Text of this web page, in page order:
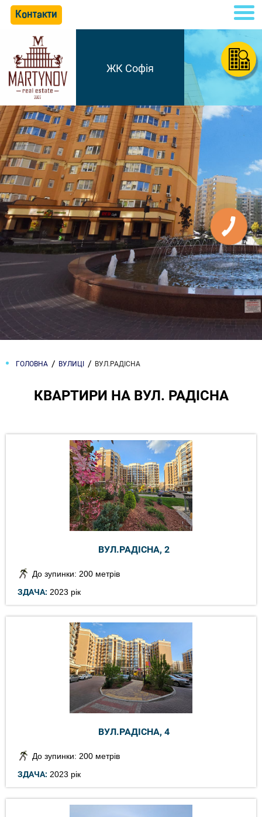
Контакти
ЖК Софія
ГОЛОВНА ВУЛИЦІ ВУЛ.РАДІСНА
КВАРТИРИ НА ВУЛ. РАДІСНА
ВУЛ.РАДІСНА, 2
До зупинки: 200 метрів
ЗДАЧА: 2023 рік
ВУЛ.РАДІСНА, 4
До зупинки: 200 метрів
ЗДАЧА: 2023 рік